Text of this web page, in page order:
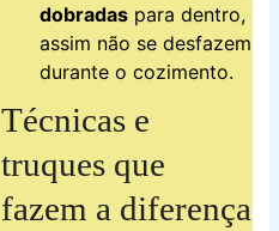
dobradas para dentro,
assim não se desfazem
durante o cozimento.
Técnicas e
truques que
fazem a diferença